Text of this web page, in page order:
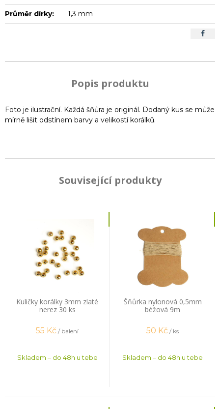
Průměr dírky: 1,3 mm
Popis produktu
Foto je ilustrační. Každá šňůra je originál. Dodaný kus se může
mírně lišit odstínem barvy a velikostí korálků.
Související produkty
Kuličky korálky 3mm zlaté
nerez 30 ks
55 Kč / balení
Skladem – do 48h u tebe
Šňůrka nylonová 0,5mm
béžová 9m
50 Kč / ks
Skladem – do 48h u tebe